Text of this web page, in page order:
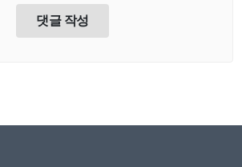
댓글 작성